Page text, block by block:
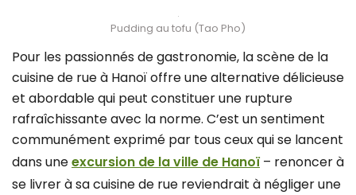
Pudding au tofu (Tao Pho)
Pour les passionnés de gastronomie, la scène de la
cuisine de rue à Hanoï offre une alternative délicieuse
et abordable qui peut constituer une rupture
rafraîchissante avec la norme. C’est un sentiment
communément exprimé par tous ceux qui se lancent
dans uneexcursion de la ville de Hanoï– renoncer à
se livrer à sa cuisine de rue reviendrait à négliger une